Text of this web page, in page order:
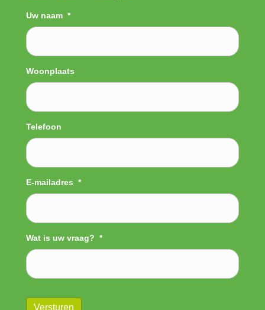
Uw naam *
Woonplaats
Telefoon
E-mailadres *
Wat is uw vraag? *
Versturen